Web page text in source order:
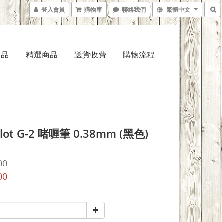
登入會員 購物車 聯絡我們 繁體中文
精選商品 送貨收費 購物流程
G-2 啫喱筆 0.38mm (黑色)